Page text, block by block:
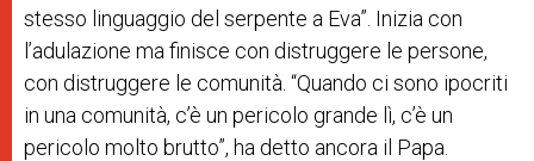
stesso linguaggio del serpente a Eva”. Inizia con
l’adulazione ma finisce con distruggere le persone,
con distruggere le comunità. “Quando ci sono ipocriti
in una comunità, c’è un pericolo grande lì, c’è un
pericolo molto brutto”, ha detto ancora il Papa.